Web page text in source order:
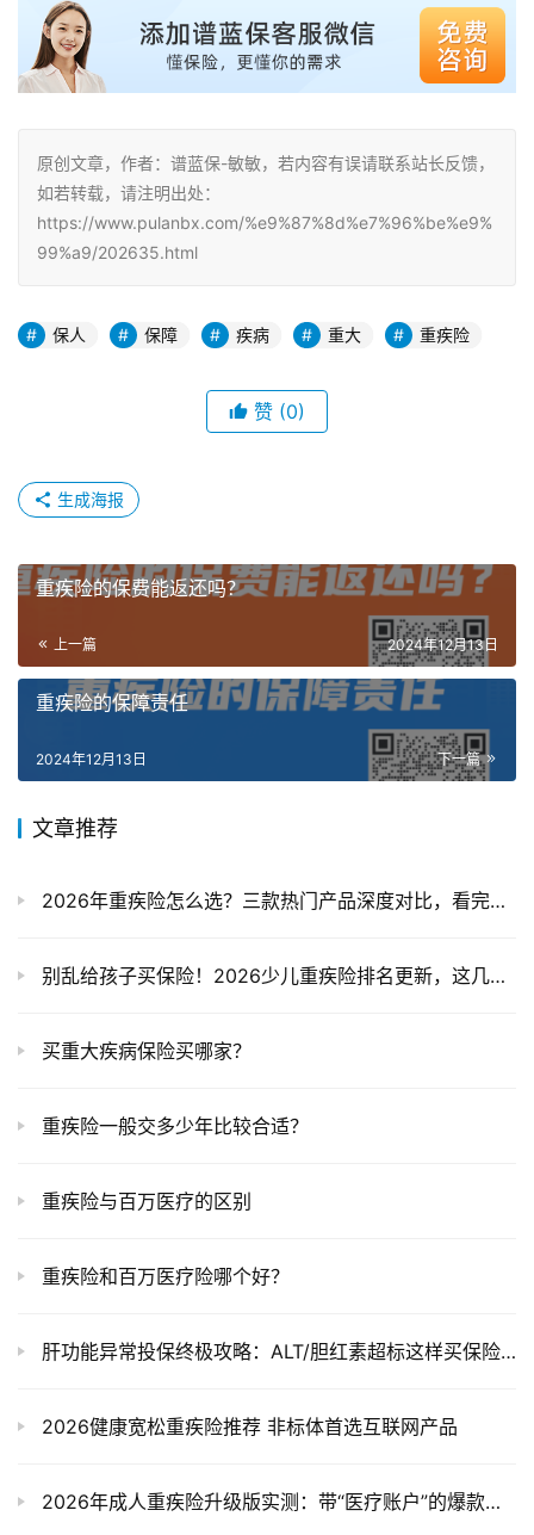
原创文章，作者：谱蓝保-敏敏，若内容有误请联系站长反馈，
如若转载，请注明出处：
https://www.pulanbx.com/%e9%87%8d%e7%96%be%e9%
99%a9/202635.html
保人 保障 疾病 重大 重疾险
赞 (0)
生成海报
重疾险的保费能返还吗？
上一篇 2024年12月13日
重疾险的保障责任
下一篇
2024年12月13日
文章推荐
2026年重疾险怎么选？三款热门产品深度对比，看完不踩坑
别乱给孩子买保险！2026少儿重疾险排名更新，这几款性价比封神
买重大疾病保险买哪家？
重疾险一般交多少年比较合适？
重疾险与百万医疗的区别
重疾险和百万医疗险哪个好？
肝功能异常投保终极攻略：ALT/胆红素超标这样买保险2025实测
2026健康宽松重疾险推荐 非标体首选互联网产品
2026年成人重疾险升级版实测：带“医疗账户”的爆款产品，能买不？